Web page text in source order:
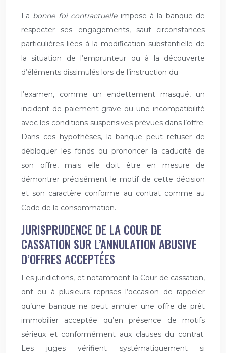
La bonne foi contractuelleimpose à la banque de
respecter ses engagements, sauf circonstances
particulières liées à la modification substantielle de
la situation de l’emprunteur ou à la découverte
d’éléments dissimulés lors de l’instruction du
l’examen, comme un endettement masqué, un
incident de paiement grave ou une incompatibilité
avec les conditions suspensives prévues dans l’offre.
Dans ces hypothèses, la banque peut refuser de
débloquer les fonds ou prononcer la caducité de
son offre, mais elle doit être en mesure de
démontrer précisément le motif de cette décision
et son caractère conforme au contrat comme au
Code de la consommation.
JURISPRUDENCE DE LA COUR DE
CASSATION SUR L’ANNULATION ABUSIVE
D’OFFRES ACCEPTÉES
Les juridictions, et notamment la Cour de cassation,
ont eu à plusieurs reprises l’occasion de rappeler
qu’une banque ne peut annuler une offre de prêt
immobilier acceptée qu’en présence de motifs
sérieux et conformément aux clauses du contrat.
Les juges vérifient systématiquement si